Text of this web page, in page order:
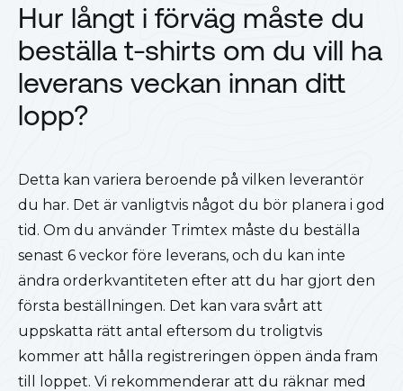
Hur långt i förväg måste du
beställa t-shirts om du vill ha
leverans veckan innan ditt
lopp?
Detta kan variera beroende på vilken leverantör
du har. Det är vanligtvis något du bör planera i god
tid. Om du använder Trimtex måste du beställa
senast 6 veckor före leverans, och du kan inte
ändra orderkvantiteten efter att du har gjort den
första beställningen. Det kan vara svårt att
uppskatta rätt antal eftersom du troligtvis
kommer att hålla registreringen öppen ända fram
till loppet. Vi rekommenderar att du räknar med